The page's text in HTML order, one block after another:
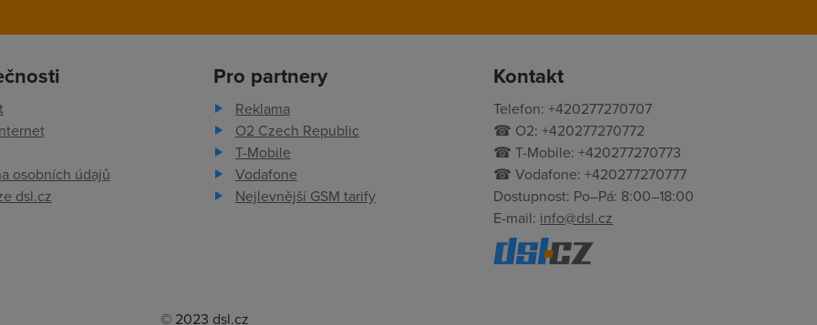
osobních údajů
dsl.cz
Pro partnery
Reklama
O2 Czech Republic
T-Mobile
Vodafone
Nejlevnější GSM tarify
Kontakt
Telefon: +420277270707
☎ O2: +420277270772
☎ T-Mobile: +420277270773
☎ Vodafone: +420277270777
Dostupnost: Po–Pá: 8:00–18:00
E-mail: info@dsl.cz
© 2023 dsl.cz